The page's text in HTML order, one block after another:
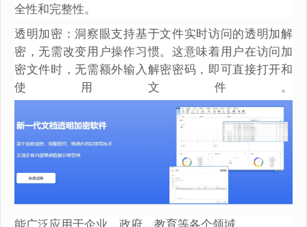
全性和完整性。
透明加密：洞察眼支持基于文件实时访问的透明加解
密，无需改变用户操作习惯。这意味着用户在访问加
密文件时，无需额外输入解密密码，即可直接打开和
使用文件。
能广泛应用于企业、政府、教育等各个领域。